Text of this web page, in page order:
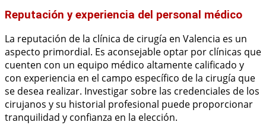
Reputación y experiencia del personal médico
La reputación de la clínica de cirugía en Valencia es un
aspecto primordial. Es aconsejable optar por clínicas que
cuenten con un equipo médico altamente calificado y
con experiencia en el campo específico de la cirugía que
se desea realizar. Investigar sobre las credenciales de los
cirujanos y su historial profesional puede proporcionar
tranquilidad y confianza en la elección.